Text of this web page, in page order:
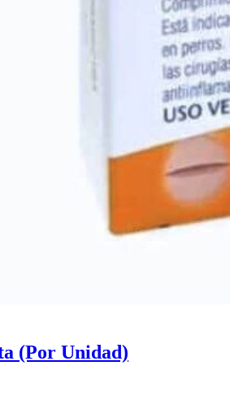
(Por Unidad)